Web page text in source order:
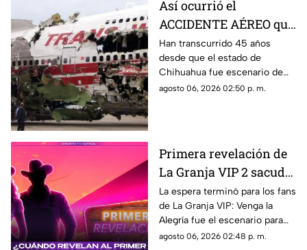
Así ocurrió el
ACCIDENTE AÉREO que
cambió la historia de
Chihuahua y dejó 32
muertos
Han transcurrido 45 años
desde que el estado de
Chihuahua fue escenario de
una de las tragedias aéreas
en el aeropuerto de la capital
del estado, dejando un saldo
de 32 personas fallecidas y 34
sobrevivientes.
agosto 06, 2026 02:50 p. m.
Primera revelación de
La Granja VIP 2 sacude
la televisión: El destape
arrancó en Venga la
Alegría
La espera terminó para los fans
de La Granja VIP: Venga la
Alegría fue el escenario para
destapar la primera gran
agosto 06, 2026 02:48 p. m.